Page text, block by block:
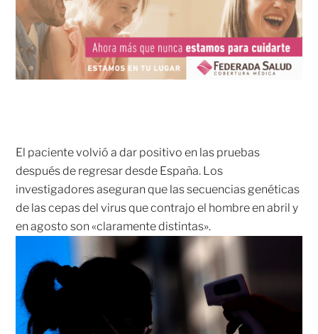
El paciente volvió a dar positivo en las pruebas
después de regresar desde España. Los
investigadores aseguran que las secuencias genéticas
de las cepas del virus que contrajo el hombre en abril y
en agosto son «claramente distintas».